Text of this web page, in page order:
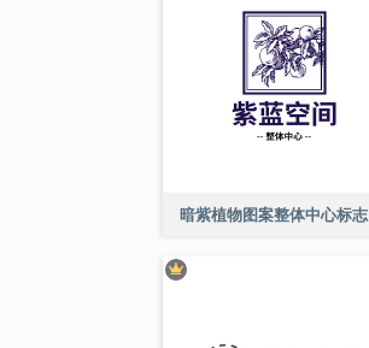
暗紫植物图案整体中心标志